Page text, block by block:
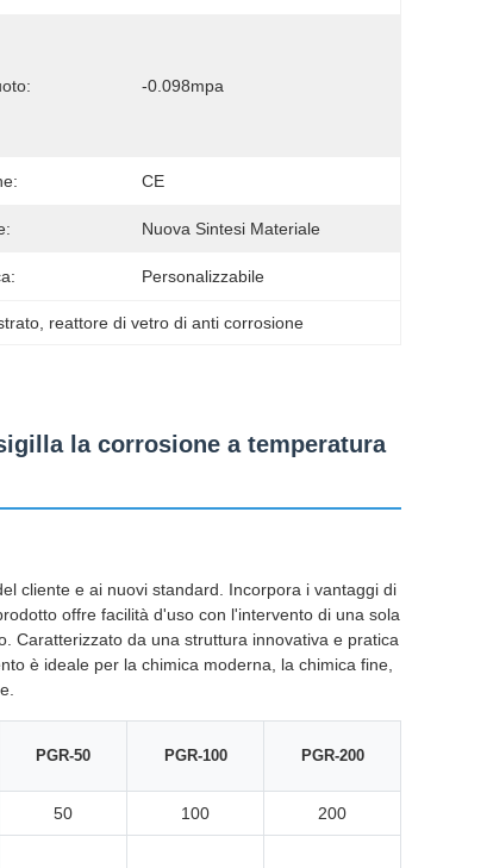
-0.098mpa
CE
Nuova Sintesi Materiale
Personalizzabile
reattore di vetro di anti corrosione
la corrosione a temperatura
cliente e ai nuovi standard. Incorpora i vantaggi di
offre facilità d'uso con l'intervento di una sola
Caratterizzato da una struttura innovativa e pratica
è ideale per la chimica moderna, la chimica fine,
PGR-50 PGR-100 PGR-200
50 100 200